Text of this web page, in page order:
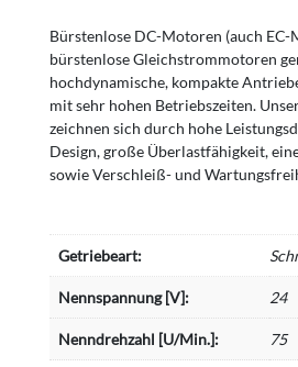
Bürstenlose DC-Motoren (auch
bürstenlose Gleichstrommotoren
hochdynamische, kompakte
mit sehr hohen Betriebszeiten.
zeichnen sich durch hohe
Design, große Überlastfähigkeit,
sowie Verschleiß- und
Getriebeart:
Nennspannung [V]: 24
Nenndrehzahl [U/Min.]: 75